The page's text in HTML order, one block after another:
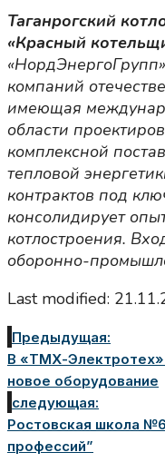
Таганрогский
«Красный
компаний
имеющая
области
комплексной
тепловой
контрактов под
консолидирует
котлостроения.
оборонно-
Last modified:
Предыдущая:
В «ТМХ-Электротех»
новое оборудование
следующая:
Ростовская школа
профессий”